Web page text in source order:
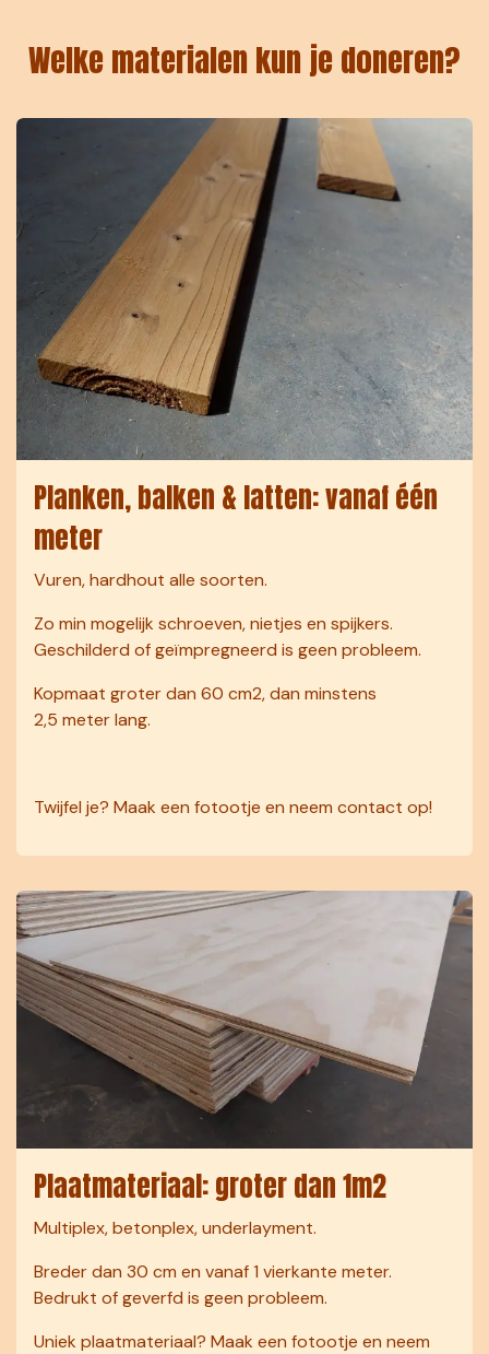
Welke materialen kun je doneren?
Planken, balken & latten: vanaf één
meter
Vuren, hardhout alle soorten.
Zo min mogelijk schroeven, nietjes en spijkers.
Geschilderd of geïmpregneerd is geen probleem.
Kopmaat groter dan 60 cm2, dan minstens
2,5 meter lang.
Twijfel je? Maak een fotootje en neem contact op!
Plaatmateriaal: groter dan 1m2
Multiplex, betonplex, underlayment.
Breder dan 30 cm en vanaf 1 vierkante meter.
Bedrukt of geverfd is geen probleem.
Uniek plaatmateriaal? Maak een fotootje en neem